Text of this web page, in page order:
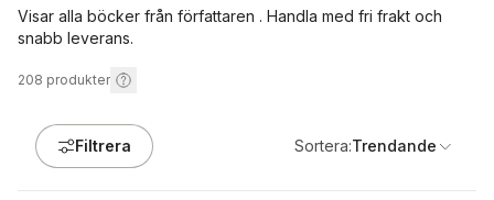
Visar alla böcker från författaren . Handla med fri frakt och
snabb leverans.
208 produkter
Filtrera Sortera:Trendande